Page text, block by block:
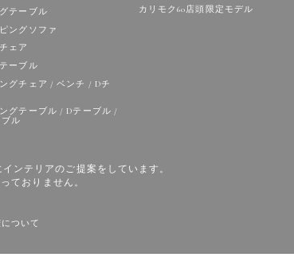
テーブル
ングソファ
ェア
ーブル
グチェア / ベンチ / Dチ
グテーブル / Dテーブル /
ル
カリモク60店頭限定モデル
ンテリアのご提案をしています。
ておりません。
ついて